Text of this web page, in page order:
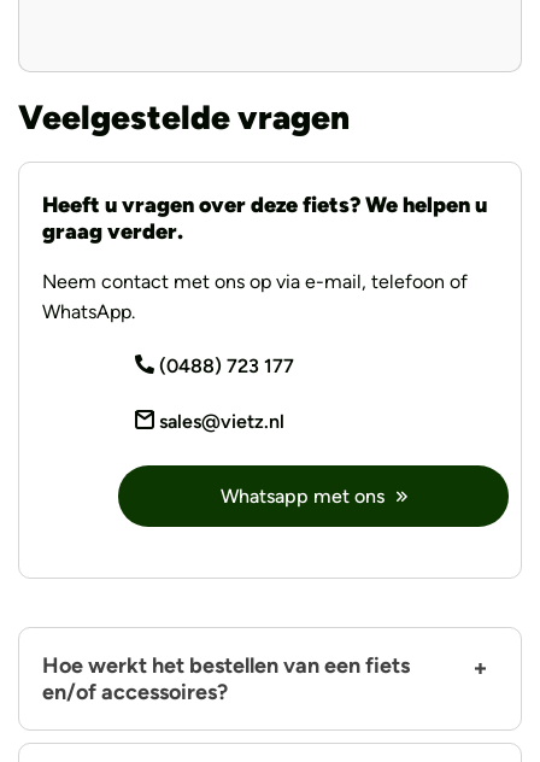
riemaandrijving met 8 versnellingen in plaats van een
traditionele ketting, wat resulteert in een fluisterstille rit
en minder onderhoud.
Veelgestelde vragen
Heeft u vragen over deze fiets? We helpen u
graag verder.
Neem contact met ons op via e-mail, telefoon of
WhatsApp.
(0488) 723 177
sales@vietz.nl
Whatsapp met ons
Hoe werkt het bestellen van een fiets
en/of accessoires?